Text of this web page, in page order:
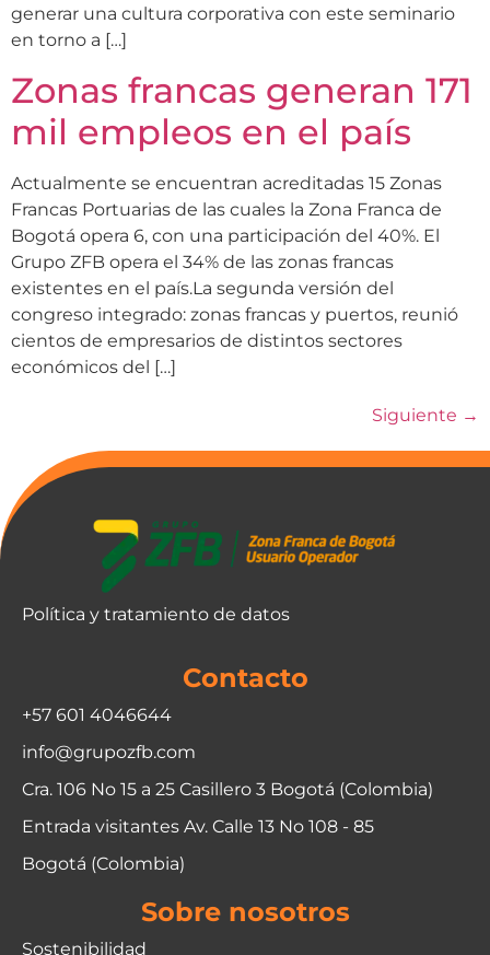
generar una cultura corporativa con este seminario
en torno a […]
Zonas francas generan 171
mil empleos en el país
Actualmente se encuentran acreditadas 15 Zonas
Francas Portuarias de las cuales la Zona Franca de
Bogotá opera 6, con una participación del 40%. El
Grupo ZFB opera el 34% de las zonas francas
existentes en el país.La segunda versión del
congreso integrado: zonas francas y puertos, reunió
cientos de empresarios de distintos sectores
económicos del […]
Siguiente →
Política y tratamiento de datos
Contacto
+57 601 4046644
info@grupozfb.com
Cra. 106 No 15 a 25 Casillero 3 Bogotá (Colombia)
Entrada visitantes Av. Calle 13 No 108 - 85
Bogotá (Colombia)
Sobre nosotros
Sostenibilidad